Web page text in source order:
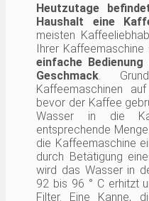
Heutzutage
Haushalt eine
meisten
Ihrer
einfache Bedienung
Geschmack.
Kaffeemaschinen
bevor der Kaffee
Wasser in die
entsprechende
die Kaffeemaschine
durch Betätigung
wird das Wasser in
92 bis 96 ° C erhitzt
Filter. Eine Kanne,